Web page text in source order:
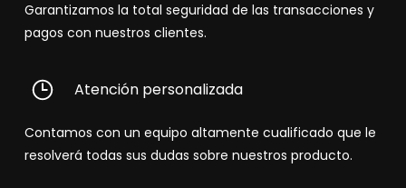
Garantizamos la total seguridad de las transacciones y
pagos con nuestros clientes.
Atención personalizada
Contamos con un equipo altamente cualificado que le
resolverá todas sus dudas sobre nuestros producto.